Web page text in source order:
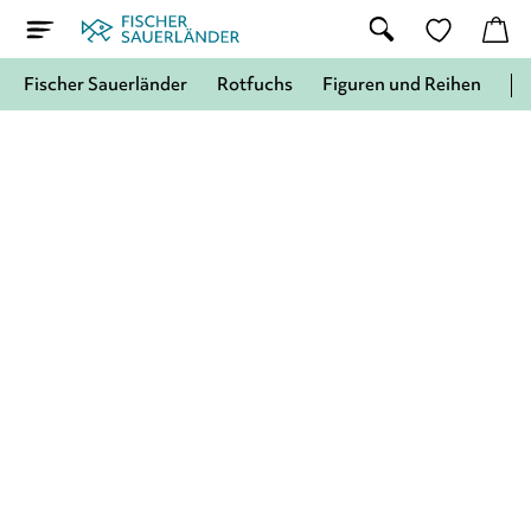
Fischer Sauerländer Rotfuchs Figuren und Reihen